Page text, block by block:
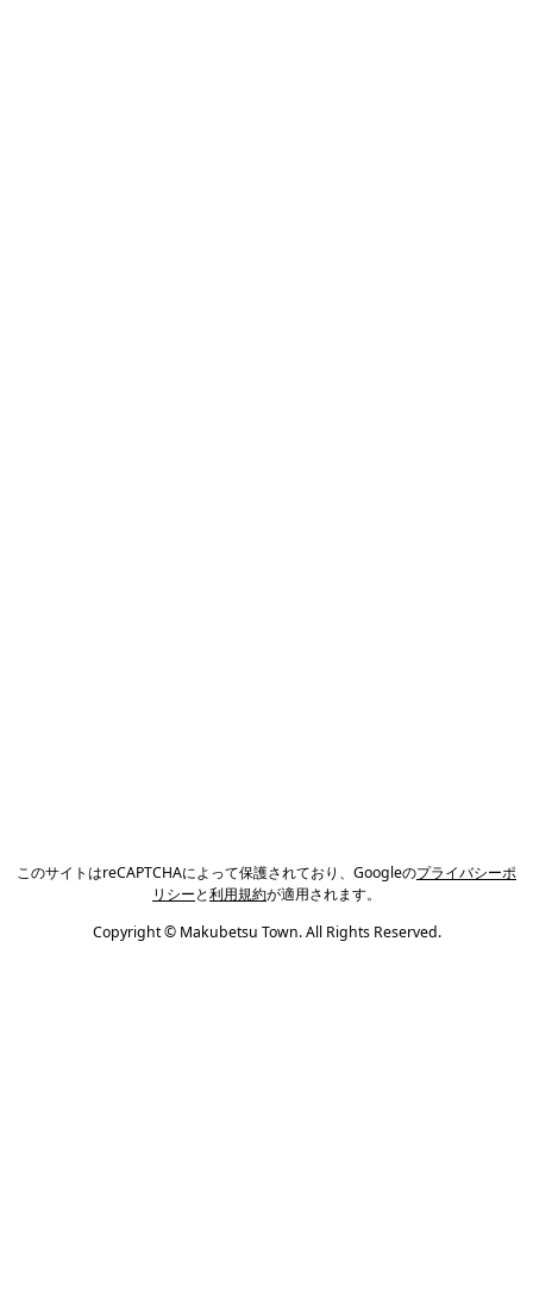
このサイトはreCAPTCHAによって保護されており、Googleのプライバシーポ
リシーと利用規約が適用されます。
Copyright © Makubetsu Town. All Rights Reserved.